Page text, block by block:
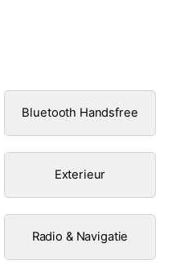
Bluetooth Handsfree
Exterieur
Radio & Navigatie